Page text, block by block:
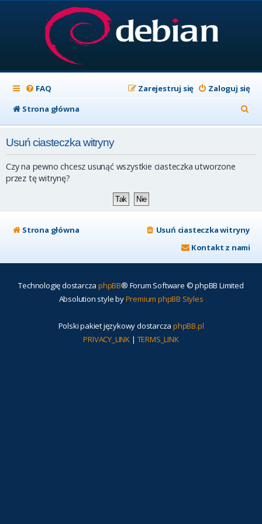
FAQ Zaloguj się
Zarejestruj się
Strona główna
z
Usuń ciasteczka witryny
Czy na pewno chcesz usunąć wszystkie ciasteczka utworzone
przez tę witrynę?
Strona główna
Usuń ciasteczka witryny
Kontakt z nami
Technologię dostarcza phpBB® Forum Software © phpBB Limited
Absolution style byPremium phpBB Styles
Polski pakiet językowy dostarcza phpBB.pl
PRIVACY_LINK | TERMS_LINK